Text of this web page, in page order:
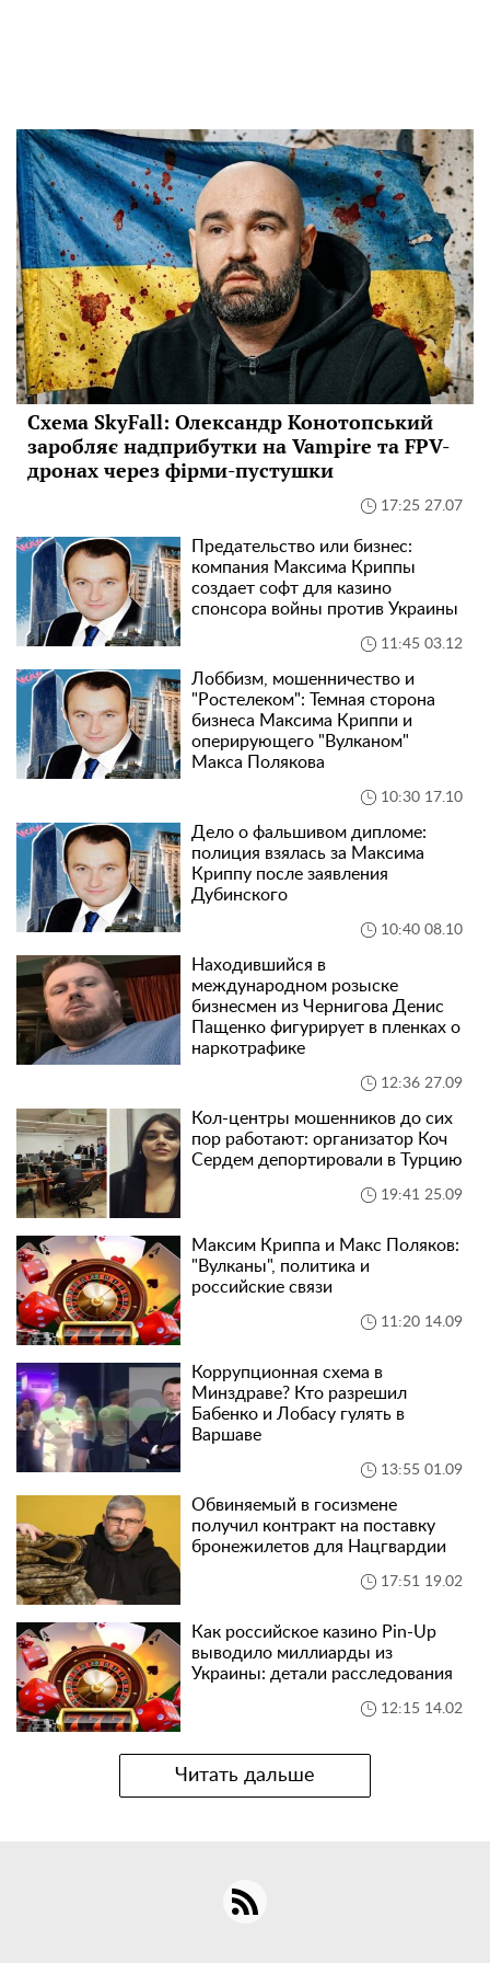
Схема SkyFall: Олександр Конотопський
заробляє надприбутки на Vampire та FPV-
дронах через фірми-пустушки
17:25 27.07
Предательство или бизнес:
компания Максима Криппы
создает софт для казино
спонсора войны против Украины
11:45 03.12
Лоббизм, мошенничество и
"Ростелеком": Темная сторона
бизнеса Максима Криппи и
оперирующего "Вулканом"
Макса Полякова
10:30 17.10
Дело о фальшивом дипломе:
полиция взялась за Максима
Криппу после заявления
Дубинского
10:40 08.10
Находившийся в
международном розыске
бизнесмен из Чернигова Денис
Пащенко фигурирует в пленках о
наркотрафике
12:36 27.09
Кол-центры мошенников до сих
пор работают: организатор Коч
Сердем депортировали в Турцию
19:41 25.09
Максим Криппа и Макс Поляков:
"Вулканы", политика и
российские связи
11:20 14.09
Коррупционная схема в
Минздраве? Кто разрешил
Бабенко и Лобасу гулять в
Варшаве
13:55 01.09
Обвиняемый в госизмене
получил контракт на поставку
бронежилетов для Нацгвардии
17:51 19.02
Как российское казино Pin-Up
выводило миллиарды из
Украины: детали расследования
12:15 14.02
Читать дальше